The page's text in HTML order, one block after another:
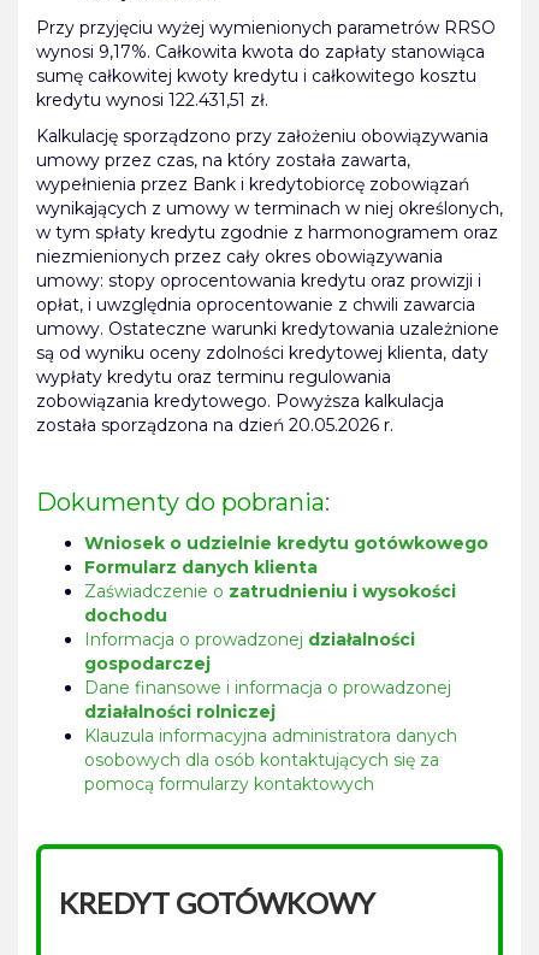
Przy przyjęciu wyżej wymienionych parametrów RRSO
wynosi 9,17%. Całkowita kwota do zapłaty stanowiąca
sumę całkowitej kwoty kredytu i całkowitego kosztu
kredytu wynosi 122.431,51 zł.
Kalkulację sporządzono przy założeniu obowiązywania
umowy przez czas, na który została zawarta,
wypełnienia przez Bank i kredytobiorcę zobowiązań
wynikających z umowy w terminach w niej określonych,
w tym spłaty kredytu zgodnie z harmonogramem oraz
niezmienionych przez cały okres obowiązywania
umowy: stopy oprocentowania kredytu oraz prowizji i
opłat, i uwzględnia oprocentowanie z chwili zawarcia
umowy. Ostateczne warunki kredytowania uzależnione
są od wyniku oceny zdolności kredytowej klienta, daty
wypłaty kredytu oraz terminu regulowania
zobowiązania kredytowego. Powyższa kalkulacja
została sporządzona na dzień 20.05.2026 r.
Dokumenty do pobrania:
Wniosek o udzielnie kredytu gotówkowego
Formularz danych klienta
Zaświadczenie o zatrudnieniu i wysokości
dochodu
Informacja o prowadzonej działalności
gospodarczej
Dane finansowe i informacja o prowadzonej
działalności rolniczej
Klauzula informacyjna administratora danych
osobowych dla osób kontaktujących się za
pomocą formularzy kontaktowych